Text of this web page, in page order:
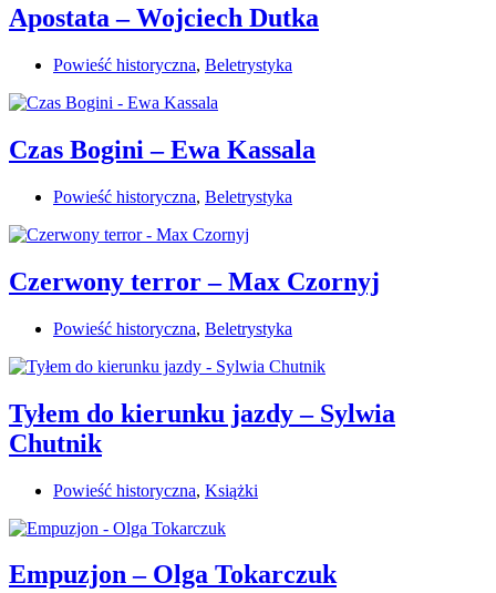
Apostata – Wojciech Dutka
Powieść historyczna, Beletrystyka
Czas Bogini – Ewa Kassala
Powieść historyczna, Beletrystyka
Czerwony terror – Max Czornyj
Powieść historyczna, Beletrystyka
Tyłem do kierunku jazdy – Sylwia
Chutnik
Powieść historyczna, Książki
Empuzjon – Olga Tokarczuk